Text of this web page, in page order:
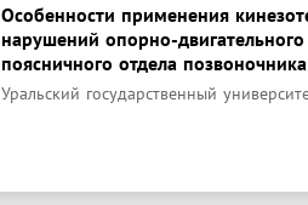
Особенности применения
нарушений опорно-
поясничного отдела
Уральский государственный